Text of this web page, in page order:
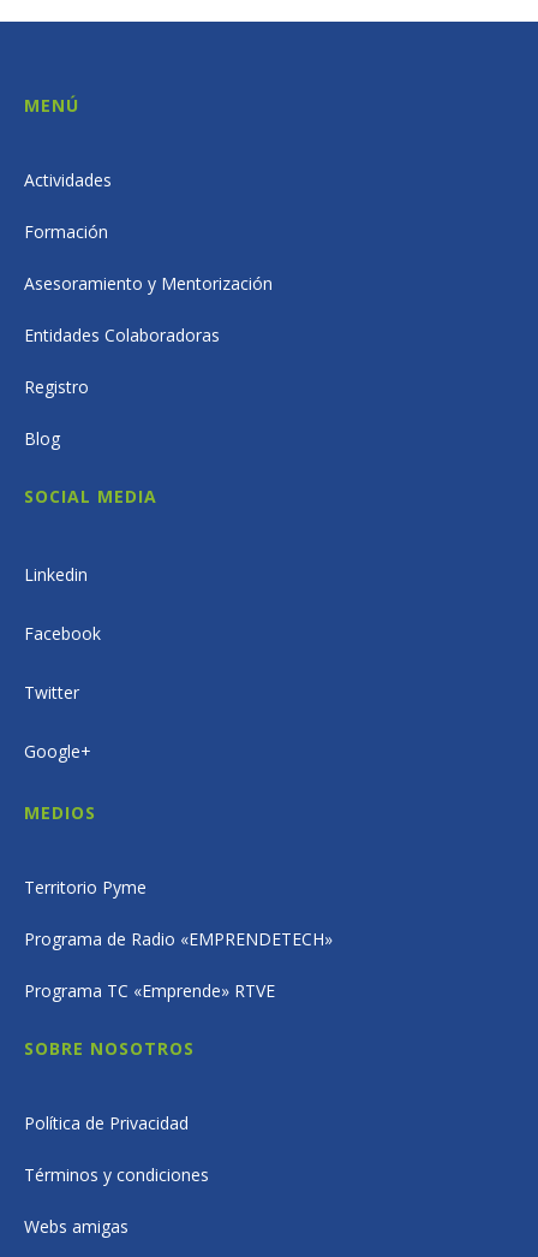
MENÚ
Actividades
Formación
Asesoramiento y Mentorización
Entidades Colaboradoras
Registro
Blog
SOCIAL MEDIA
Linkedin
Facebook
Twitter
Google+
MEDIOS
Territorio Pyme
Programa de Radio «EMPRENDETECH»
Programa TC «Emprende» RTVE
SOBRE NOSOTROS
Política de Privacidad
Términos y condiciones
Webs amigas